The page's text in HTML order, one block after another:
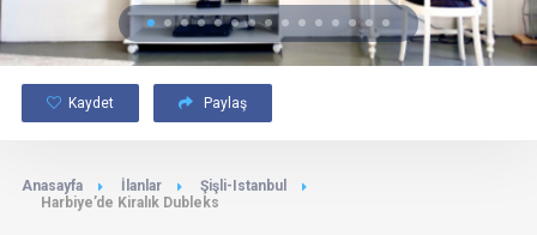
Kaydet Paylaş
Anasayfa İlanlar
Şişli-Istanbul
Harbiye’de Kiralık Dubleks